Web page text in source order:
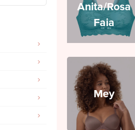
Anita/Rosa
Faia
Mey